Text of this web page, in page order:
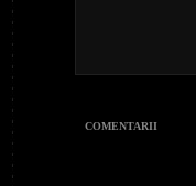
COMENTARII